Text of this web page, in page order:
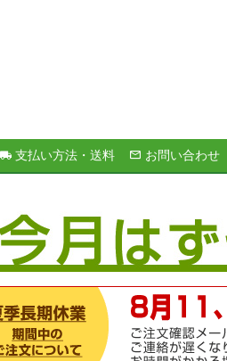
支払い方法・送料 お問い合わせ